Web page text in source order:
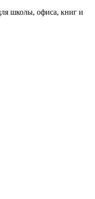
школы, офиса, книг и